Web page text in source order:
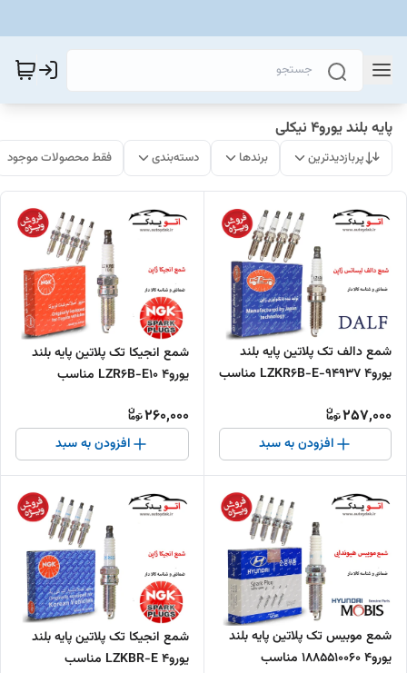
پایه بلند یورو4 نیکلی
پربازدیدترین برندها دسته‌بندی فقط محصولات موجود
شمع دالف تک پلاتین پایه بلند
یورو4 LZKR6B-E-94937 مناسب
257,000
افزودن به سبد
شمع انجیکا تک پلاتین پایه بلند
یورو4 LZR6B-E10 مناسب
260,000
افزودن به سبد
شمع موبیس تک پلاتین پایه بلند
یورو4 1885510060 مناسب
شمع انجیکا تک پلاتین پایه بلند
یورو4 LZKBR-E مناسب